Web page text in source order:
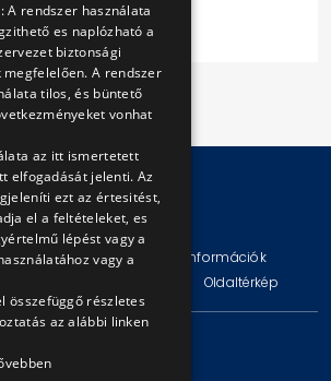
Következő
© Copyright 2026 BKV Zrt.
nyilatkozat Technikai információk
és tájékoztatások
Oldaltérkép
Pf. 11.
A rendszer használata
es naplózható a
biztonsági
megfelelően. A rendszer
tilos, és büntető
vonhat
az itt ismertetett
elfogadását jelenti. Az
ezt az értesitést,
el a feltételeket, es
lépést vagy a
vagy a
összefüggő részletes
az alábbi linken